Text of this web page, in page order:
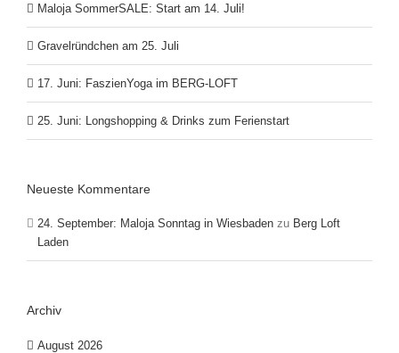
Maloja SommerSALE: Start am 14. Juli!
Gravelründchen am 25. Juli
17. Juni: FaszienYoga im BERG-LOFT
25. Juni: Longshopping & Drinks zum Ferienstart
Neueste Kommentare
24. September: Maloja Sonntag in Wiesbaden zu Berg Loft
Laden
Archiv
August 2026